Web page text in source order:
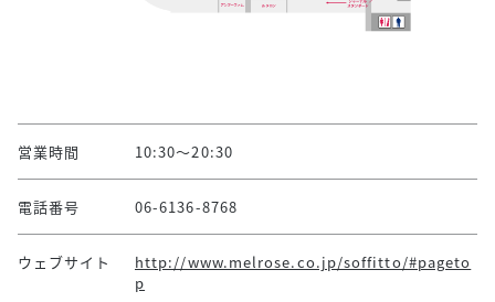
営業時間 10:30～20:30
電話番号 06-6136-8768
ウェブサイト
http://www.melrose.co.jp/soffitto/#pageto
p